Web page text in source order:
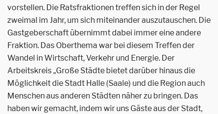
vorstellen. Die Ratsfraktionen treffen sich in der Regel
zweimal im Jahr, um sich miteinander auszutauschen. Die
Gastgeberschaft übernimmt dabei immer eine andere
Fraktion. Das Oberthema war bei diesem Treffen der
Wandel in Wirtschaft, Verkehr und Energie. Der
Arbeitskreis „Große Städte bietet darüber hinaus die
Möglichkeit die Stadt Halle (Saale) und die Region auch
Menschen aus anderen Städten näher zu bringen. Das
haben wir gemacht, indem wir uns Gäste aus der Stadt,